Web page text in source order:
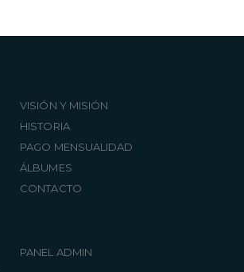
VISIÓN Y MISIÓN
HISTORIA
PAGO MENSUALIDAD
ÁLBUMES
CONTACTO
PANEL ADMIN